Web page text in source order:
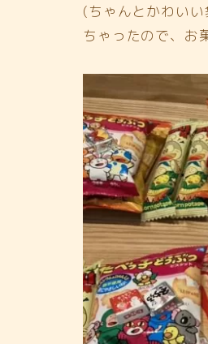
(ちゃんとかわい
ちゃったので、お